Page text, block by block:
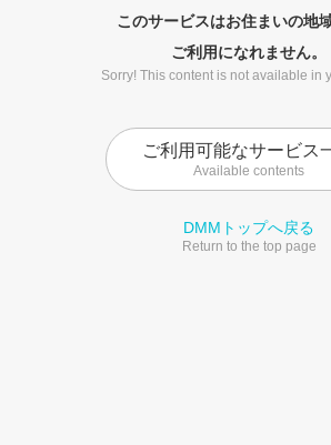
このサービスはお住まいの地
ご利用になれません。
Sorry! This content is not available in
ご利用可能なサービス
Available contents
DMMトップへ戻る
Return to the top page